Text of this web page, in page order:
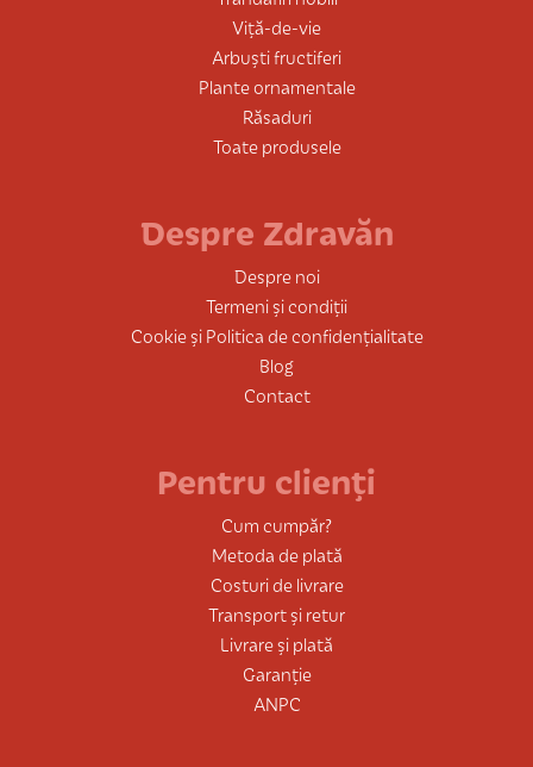
Viță-de-vie
Arbuști fructiferi
Plante ornamentale
Răsaduri
Toate produsele
Despre Zdravăn
Despre noi
Termeni și condiții
Cookie și Politica de confidențialitate
Blog
Contact
Pentru clienți
Cum cumpăr?
Metoda de plată
Costuri de livrare
Transport și retur
Livrare și plată
Garanție
ANPC